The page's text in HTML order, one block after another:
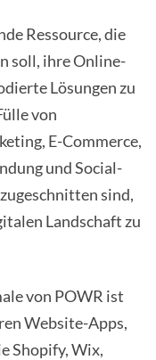
Ressource, die
soll, ihre Online-
Lösungen zu
von
E-Commerce,
und Social-
sind,
Landschaft zu
von POWR ist
Website-Apps,
Shopify, Wix,